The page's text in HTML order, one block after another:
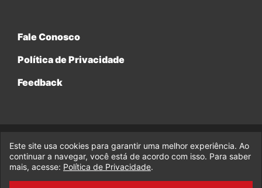
Fale Conosco
Política de Privacidade
Feedback
© 2017-2026 Legado da Marvel, uma empresa da Legado
Enterprises.
fabiolobo
Este site usa cookies para garantir uma melhor experiência. Ao
continuar a navegar, você está de acordo com isso. Para saber
mais, acesse: Política de Privacidade.